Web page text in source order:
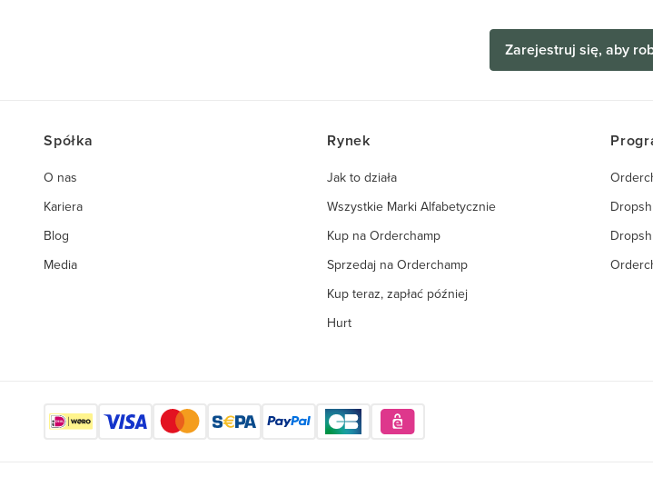
Zarejestruj się, aby
Spółka
O nas
Kariera
Blog
Media
Rynek
Jak to działa
Wszystkie Marki Alfabetycznie
Kup na Orderchamp
Sprzedaj na Orderchamp
Kup teraz, zapłać później
Hurt